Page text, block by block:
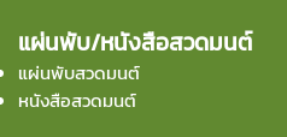
แผ่นพับ/หนังสือสวดมนต์
แผ่นพับสวดมนต์
หนังสือสวดมนต์